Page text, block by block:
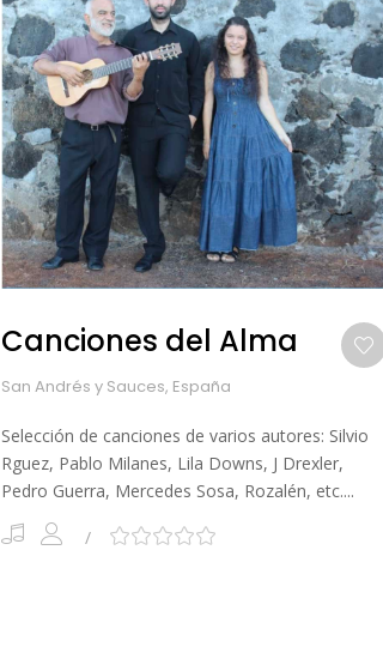
Canciones del Alma
San Andrés y Sauces, España
Selección de canciones de varios autores: Silvio
Rguez, Pablo Milanes, Lila Downs, J Drexler,
Pedro Guerra, Mercedes Sosa, Rozalén, etc....